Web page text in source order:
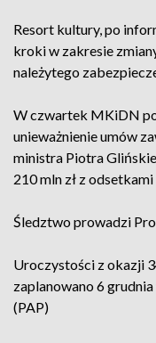
Resort kultury, po
kroki w zakresie
należytego
W czwartek MKiDN
unieważnienie umów
ministra Piotra
210 mln zł z
Śledztwo prowadzi
Uroczystości z okazji
zaplanowano 6
(PAP)